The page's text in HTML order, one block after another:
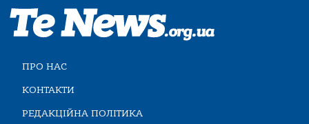
ПРО НАС
КОНТАКТИ
РЕДАКЦІЙНА ПОЛІТИКА